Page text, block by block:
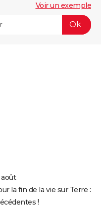
Voir un exemple
août
la fin de la vie sur Terre :
!